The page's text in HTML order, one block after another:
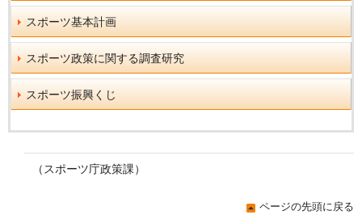
スポーツ基本計画
スポーツ政策に関する調査研究
スポーツ振興くじ
（スポーツ庁政策課）
ページの先頭に戻る